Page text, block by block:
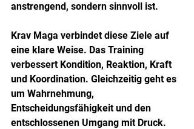
anstrengend, sondern sinnvoll ist.
Krav Maga verbindet diese Ziele auf
eine klare Weise. Das Training
verbessert Kondition, Reaktion, Kraft
und Koordination. Gleichzeitig geht es
um Wahrnehmung,
Entscheidungsfähigkeit und den
entschlossenen Umgang mit Druck.